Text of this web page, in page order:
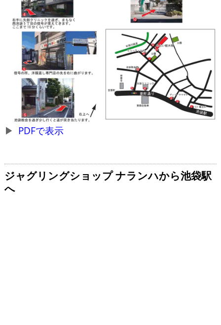
PDFで表示
ジャグリングショップ ナランハから池袋駅
へ